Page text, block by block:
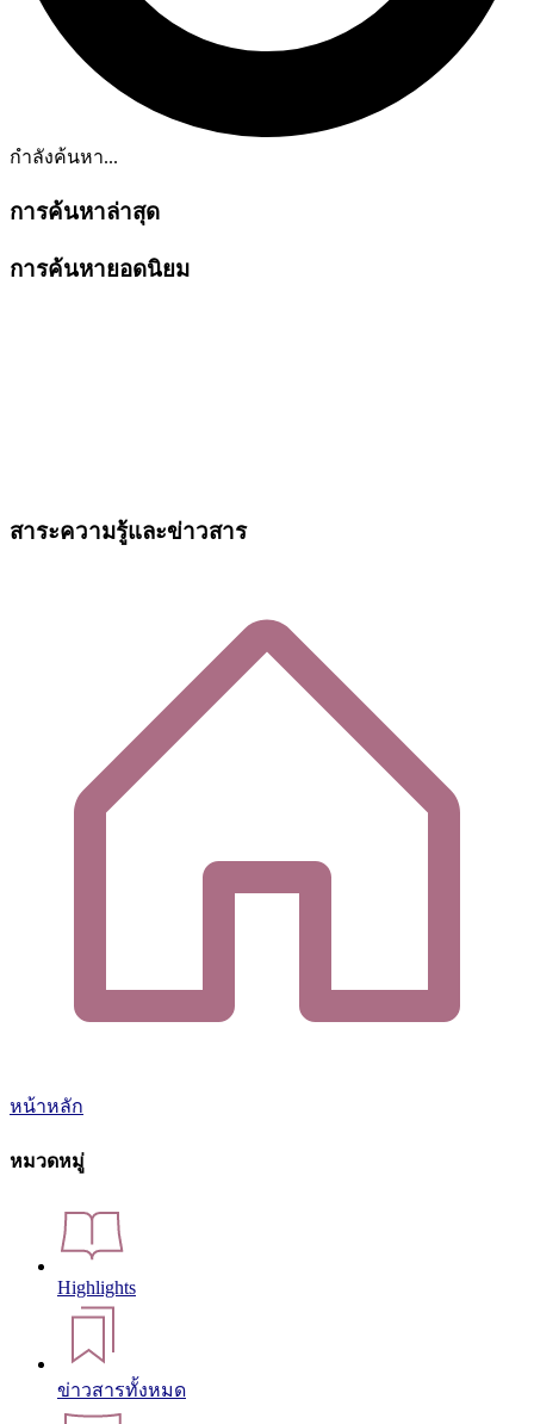
กำลังค้นหา...
การค้นหาล่าสุด
การค้นหายอดนิยม
สาระความรู้และข่าวสาร
หน้าหลัก
หมวดหมู่
Highlights
ข่าวสารทั้งหมด